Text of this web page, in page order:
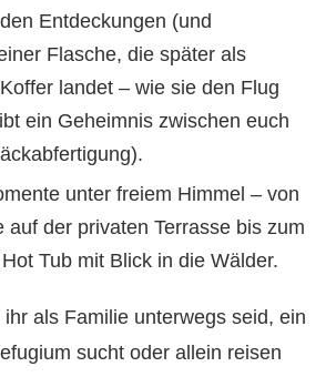
Entdeckungen (und
Flasche, die später als
landet – wie sie den Flug
ein Geheimnis zwischen euch
unter freiem Himmel – von
auf der privaten Terrasse bis zum
Tub mit Blick in die Wälder.
als Familie unterwegs seid, ein
sucht oder allein reisen